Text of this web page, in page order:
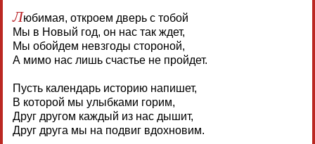
Любимая, откроем дверь с тобой
Мы в Новый год, он нас так ждет,
Мы обойдем невзгоды стороной,
А мимо нас лишь счастье не пройдет.
Пусть календарь историю напишет,
В которой мы улыбками горим,
Друг другом каждый из нас дышит,
Друг друга мы на подвиг вдохновим.